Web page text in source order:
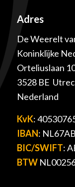
Adres
De Weerelt
Koninklijke
Orteliuslaan
3528 BE
Nederland
KvK:
IBAN:
BIC/SWIFT:
BTW